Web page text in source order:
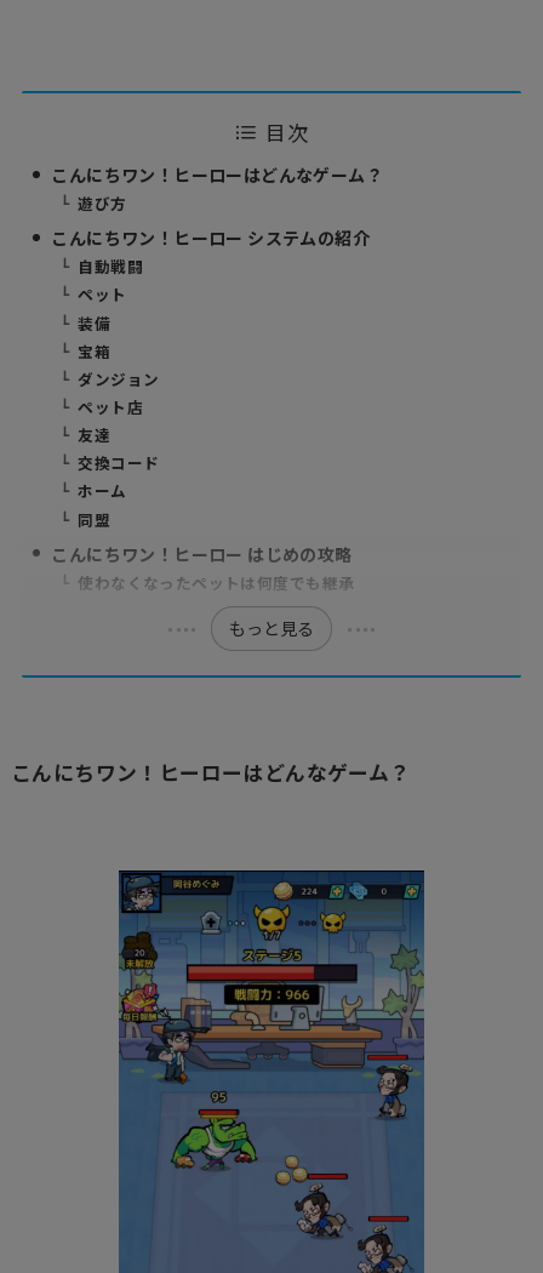
目次
こんにちワン！ヒーローはどんなゲーム？
遊び方
こんにちワン！ヒーロー システムの紹介
自動戦闘
ペット
装備
宝箱
ダンジョン
ペット店
友達
交換コード
ホーム
同盟
こんにちワン！ヒーロー はじめの攻略
使わなくなったペットは何度でも継承
もっと見る
こんにちワン！ヒーローはどんなゲーム？